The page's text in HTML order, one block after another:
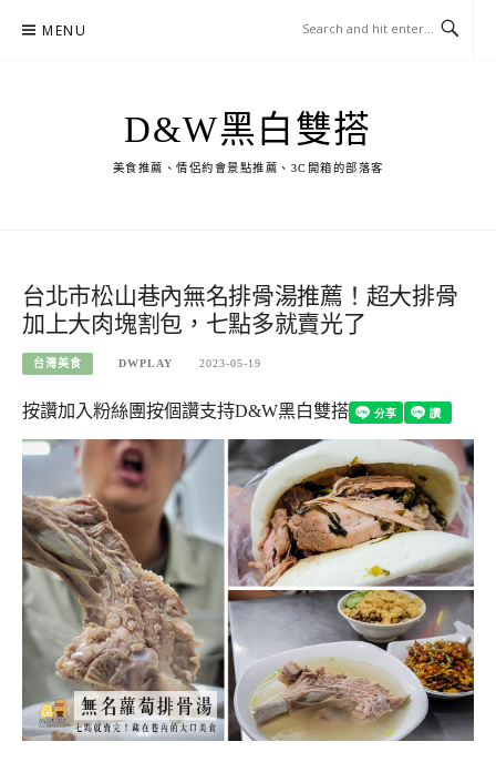
MENU
D&W黑白雙搭
美食推薦、情侶約會景點推薦、3C開箱的部落客
台北市松山巷內無名排骨湯推薦！超大排骨
加上大肉塊割包，七點多就賣光了
台灣美食 DWPLAY 2023-05-19
按讚加入粉絲團按個讚支持D&W黑白雙搭